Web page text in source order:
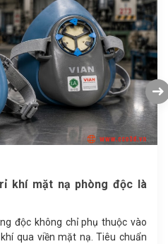
khí mặt nạ phòng độc là
độc không chỉ phụ thuộc vào
qua viền mặt nạ. Tiêu chuẩn